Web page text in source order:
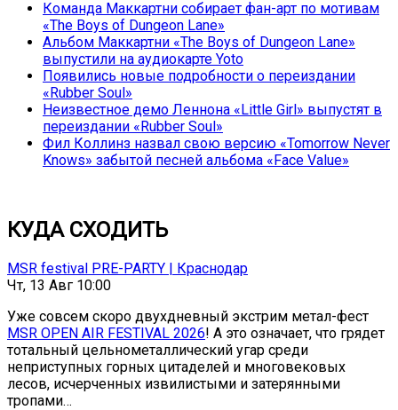
Команда Маккартни собирает фан-арт по мотивам
«The Boys of Dungeon Lane»
Альбом Маккартни «The Boys of Dungeon Lane»
выпустили на аудиокарте Yoto
Появились новые подробности о переиздании
«Rubber Soul»
Неизвестное демо Леннона «Little Girl» выпустят в
переиздании «Rubber Soul»
Фил Коллинз назвал свою версию «Tomorrow Never
Knows» забытой песней альбома «Face Value»
КУДА СХОДИТЬ
MSR festival PRE-PARTY | Краснодар
Чт, 13 Авг 10:00
Уже совсем скоро двухдневный экстрим метал-фест
MSR OPEN AIR FESTIVAL 2026! А это означает, что грядет
тотальный цельнометаллический угар среди
неприступных горных цитаделей и многовековых
лесов, исчерченных извилистыми и затерянными
тропами…